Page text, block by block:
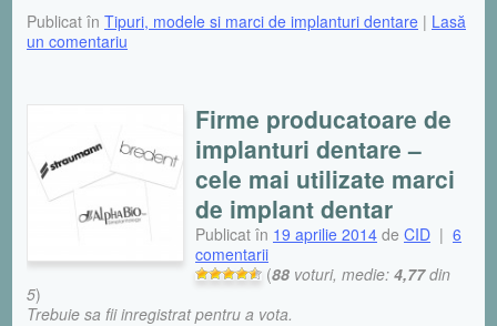
Publicat în Tipuri, modele si marci de implanturi dentare | Lasă
un comentariu
Firme producatoare de
implanturi dentare –
cele mai utilizate marci
de implant dentar
Publicat în 19 aprilie 2014 de CID | 6
comentarii
(88 voturi, medie: 4,77din
5)
Trebuie sa fii inregistrat pentru a vota.